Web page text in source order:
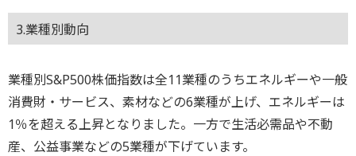
3.業種別動向
業種別S&P500株価指数は全11業種のうちエネルギーや一般
消費財・サービス、素材などの6業種が上げ、エネルギーは
1％を超える上昇となりました。一方で生活必需品や不動
産、公益事業などの5業種が下げています。